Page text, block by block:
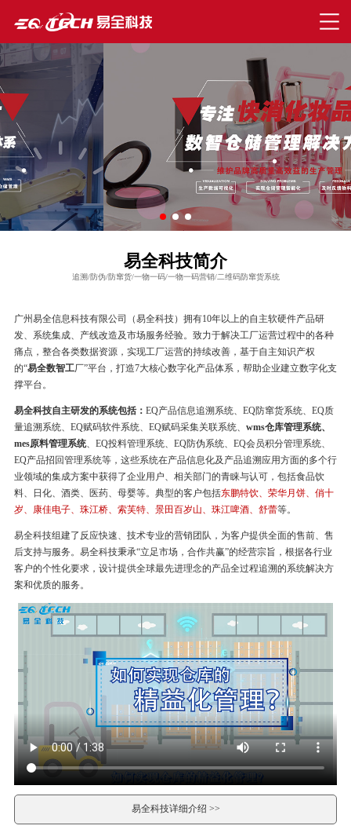
易全科技简介
追溯/防伪/防窜货/一物一码/一物一码营销/二维码防窜货系统
广州易全信息科技有限公司（易全科技）拥有10年以上的自主软硬件产品研
发、系统集成、产线改造及市场服务经验。致力于解决工厂运营过程中的各种
痛点，整合各类数据资源，实现工厂运营的持续改善，基于自主知识产权
的“易全数智工厂”平台，打造7大核心数字化产品体系，帮助企业建立数字化支
撑平台。
易全科技自主研发的系统包括： EQ产品信息追溯系统、EQ防窜货系统、EQ质
量追溯系统、EQ赋码软件系统、EQ赋码采集关联系统、 wms仓库管理系统、
mes原料管理系统、EQ投料管理系统、EQ防伪系统、EQ会员积分管理系统、
EQ产品招回管理系统等，这些系统在产品信息化及产品追溯应用方面的多个行
业领域的集成方案中获得了企业用户、相关部门的青睐与认可，包括食品饮
料、日化、酒类、医药、母婴等。典型的客户包括东鹏特饮、荣华月饼、俏十
岁、康佳电子、珠江桥、索芙特、景田百岁山、珠江啤酒、舒蕾等。
易全科技组建了反应快速、技术专业的营销团队，为客户提供全面的售前、售
后支持与服务。易全科技秉承“立足市场，合作共赢”的经营宗旨，根据各行业
客户的个性化要求，设计提供全球最先进理念的产品全过程追溯的系统解决方
案和优质的服务。
易全科技详细介绍 >>